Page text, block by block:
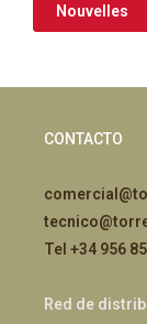
Nouvelles
CONTACTO
Tel +34 956
Red de